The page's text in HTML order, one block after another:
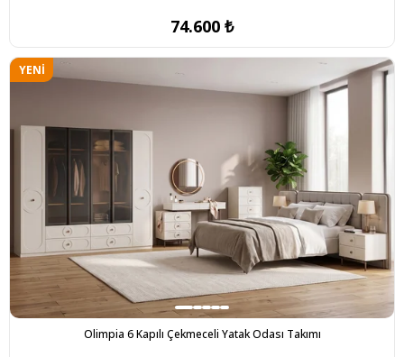
74.600 ₺
Olimpia 6 Kapılı Çekmeceli Yatak Odası Takımı
YENI